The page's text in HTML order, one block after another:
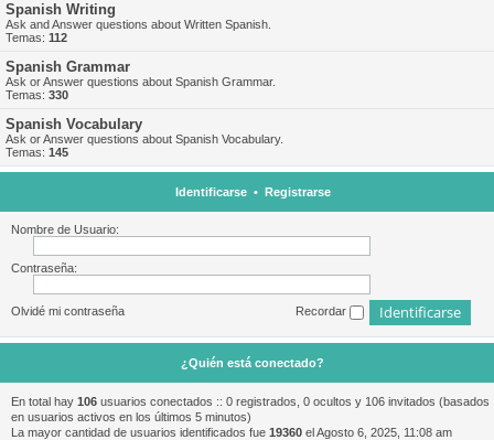
Spanish Writing
Ask and Answer questions about Written Spanish.
Temas: 112
Spanish Grammar
Ask or Answer questions about Spanish Grammar.
Temas: 330
Spanish Vocabulary
Ask or Answer questions about Spanish Vocabulary.
Temas: 145
Identificarse• Registrarse
Nombre de Usuario:
Contraseña:
Olvidé mi contraseña Recordar
¿Quién está conectado?
En total hay 106 usuarios conectados :: 0 registrados, 0 ocultos y 106 invitados (basados
en usuarios activos en los últimos 5 minutos)
La mayor cantidad de usuarios identificados fue 19360 el Agosto 6, 2025, 11:08 am